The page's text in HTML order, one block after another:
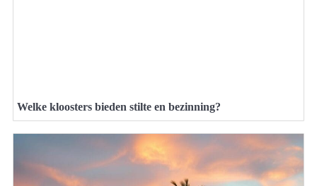
Welke kloosters bieden stilte en bezinning?